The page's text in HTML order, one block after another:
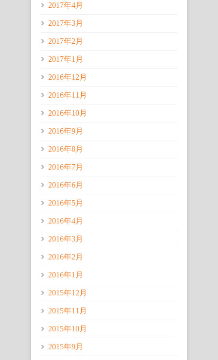
2017年4月
2017年3月
2017年2月
2017年1月
2016年12月
2016年11月
2016年10月
2016年9月
2016年8月
2016年7月
2016年6月
2016年5月
2016年4月
2016年3月
2016年2月
2016年1月
2015年12月
2015年11月
2015年10月
2015年9月